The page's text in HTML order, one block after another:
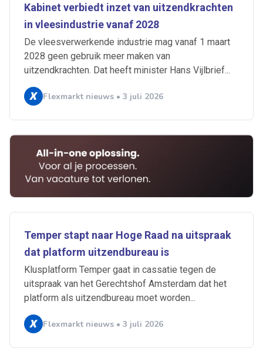
Kabinet verbiedt inzet van uitzendkrachten
in vleesindustrie vanaf 2028
De vleesverwerkende industrie mag vanaf 1 maart
2028 geen gebruik meer maken van
uitzendkrachten. Dat heeft minister Hans Vijlbrief...
Flexmarkt nieuws • 3 juli 2026
Temper stapt naar Hoge Raad na uitspraak
dat platform uitzendbureau is
Klusplatform Temper gaat in cassatie tegen de
uitspraak van het Gerechtshof Amsterdam dat het
platform als uitzendbureau moet worden...
Flexmarkt nieuws • 3 juli 2026